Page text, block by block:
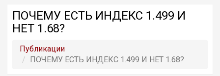
ПОЧЕМУ ЕСТЬ ИНДЕКС 1.499 И
НЕТ 1.68?
Публикации
ПОЧЕМУ ЕСТЬ ИНДЕКС 1.499 И НЕТ 1.68?